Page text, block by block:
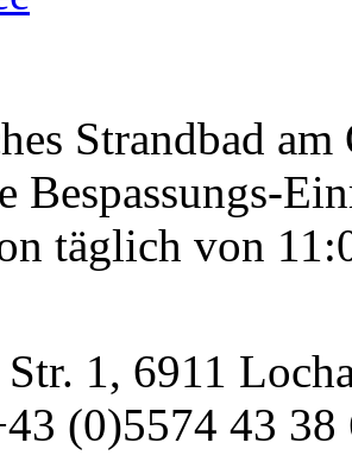
Strandbad
Bespassungs-
täglich von
1, 6911
(0)5574 43